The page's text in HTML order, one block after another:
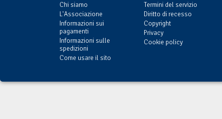
Chi siamo
L'Associazione
Informazioni sui
pagamenti
Informazioni sulle
spedizioni
Come usare il sito
Termini del servizio
Diritto di recesso
Copyright
Privacy
Cookie policy